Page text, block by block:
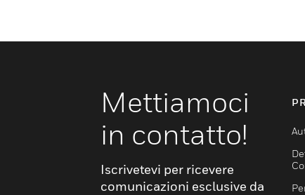
Mettiamoci
in contatto!
Iscrivetevi per ricevere
comunicazioni esclusive da